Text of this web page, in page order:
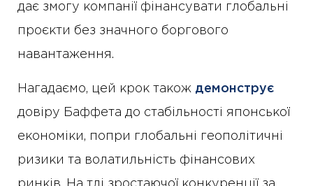
дає змогу компанії фінансувати глобальні
проєкти без значного боргового
навантаження.
Нагадаємо, цей крок також демонструє
довіру Баффета до стабільності японської
економіки, попри глобальні геополітичні
ризики та волатильність фінансових